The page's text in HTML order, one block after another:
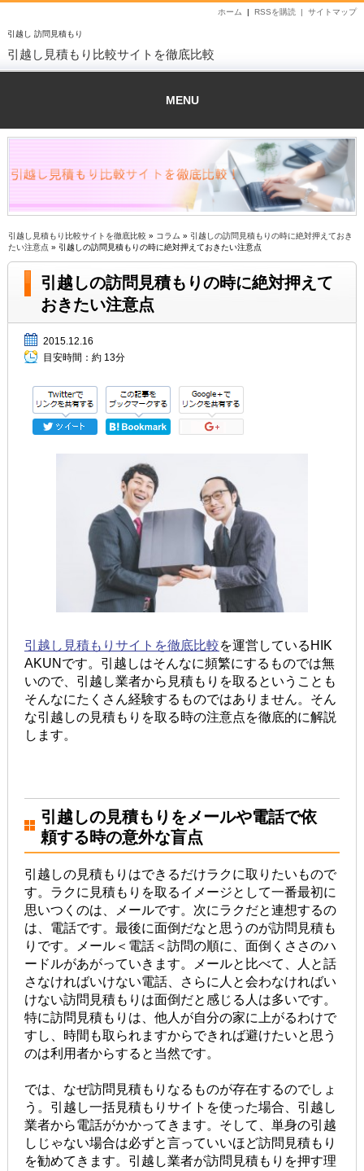
引越し 訪問見積もり
サイトマップ
RSSを購読 |
ホーム |
引越し見積もり比較サイトを徹底比較
MENU
引越し見積もり比較サイトを徹底比較 » コラム » 引越しの訪問見積もりの時に絶対押えておき
たい注意点 » 引越しの訪問見積もりの時に絶対押えておきたい注意点
引越しの訪問見積もりの時に絶対押えて
おきたい注意点
2015.12.16
目安時間： 約 13分
引越し見積もりサイトを徹底比較を運営しているHIK
AKUNです。引越しはそんなに頻繁にするものでは無
いので、引越し業者から見積もりを取るということも
そんなにたくさん経験するものではありません。そん
な引越しの見積もりを取る時の注意点を徹底的に解説
します。
引越しの見積もりをメールや電話で依
頼する時の意外な盲点
引越しの見積もりはできるだけラクに取りたいもので
す。ラクに見積もりを取るイメージとして一番最初に
思いつくのは、メールです。次にラクだと連想するの
は、電話です。最後に面倒だなと思うのが訪問見積も
りです。メール＜電話＜訪問の順に、面倒くささのハ
ードルがあがっていきます。メールと比べて、人と話
さなければいけない電話、さらに人と会わなければい
けない訪問見積もりは面倒だと感じる人は多いです。
特に訪問見積もりは、他人が自分の家に上がるわけで
すし、時間も取られますからできれば避けたいと思う
のは利用者からすると当然です。
では、なぜ訪問見積もりなるものが存在するのでしょ
う。引越し一括見積もりサイトを使った場合、引越し
業者から電話がかかってきます。そして、単身の引越
しじゃない場合は必ずと言っていいほど訪問見積もり
を勧めてきます。引越し業者が訪問見積もりを押す理